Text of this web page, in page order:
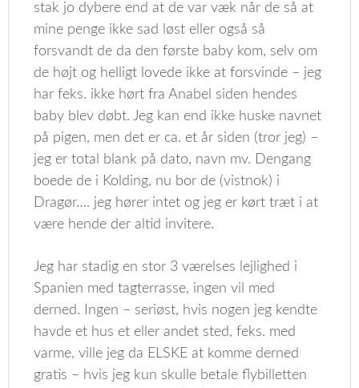
stak jo dybere end at de var væk når de så at
mine penge ikke sad løst eller også så
forsvandt de da den første baby kom, selv om
de højt og helligt lovede ikke at forsvinde – jeg
har feks. ikke hørt fra Anabel siden hendes
baby blev døbt. Jeg kan end ikke huske navnet
på pigen, men det er ca. et år siden (tror jeg) –
jeg er total blank på dato, navn mv. Dengang
boede de i Kolding, nu bor de (vistnok) i
Dragør…. jeg hører intet og jeg er kørt træt i at
være hende der altid invitere.
Jeg har stadig en stor 3 værelses lejlighed i
Spanien med tagterrasse, ingen vil med
derned. Ingen – seriøst, hvis nogen jeg kendte
havde et hus et eller andet sted, feks. med
varme, ville jeg da ELSKE at komme derned
gratis – hvis jeg kun skulle betale flybilletten